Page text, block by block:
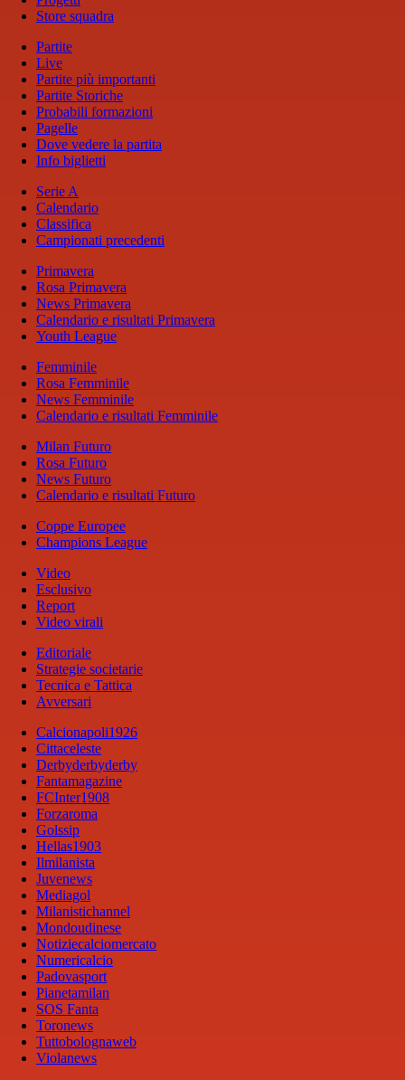
Store squadra
Partite
Live
Partite più importanti
Partite Storiche
Probabili formazioni
Pagelle
Dove vedere la partita
Info biglietti
Serie A
Calendario
Classifica
Campionati precedenti
Primavera
Rosa Primavera
News Primavera
Calendario e risultati Primavera
Youth League
Femminile
Rosa Femminile
News Femminile
Calendario e risultati Femminile
Milan Futuro
Rosa Futuro
News Futuro
Calendario e risultati Futuro
Coppe Europee
Champions League
Video
Esclusivo
Report
Video virali
Editoriale
Strategie societarie
Tecnica e Tattica
Avversari
Calcionapoli1926
Cittaceleste
Derbyderbyderby
Fantamagazine
FCInter1908
Forzaroma
Golssip
Hellas1903
Ilmilanista
Juvenews
Mediagol
Milanistichannel
Mondoudinese
Notiziecalciomercato
Numericalcio
Padovasport
Pianetamilan
SOS Fanta
Toronews
Tuttobolognaweb
Violanews